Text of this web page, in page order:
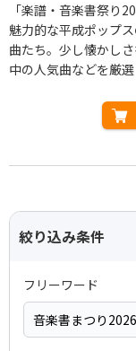
「楽譜・音楽書祭り
魅力的な平成ポップ
曲たち。少し懐かし
中の人気曲などを厳
絞り込み条件
フリーワード